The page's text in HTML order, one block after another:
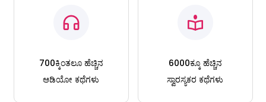
700ಕ್ಕಿಂತಲೂ ಹೆಚ್ಚಿನ
ಆಡಿಯೋ ಕಥೆಗಳು
6000ಕ್ಕೂ ಹೆಚ್ಚಿನ
ಸ್ವಾರಸ್ಯಕರ ಕಥೆಗಳು